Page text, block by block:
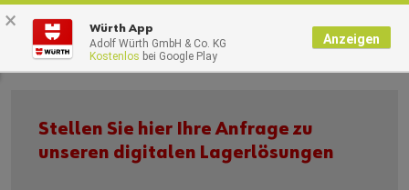
Stellen Sie hier Ihre Anfrage zu
unseren digitalen Lagerlösungen
× Würth App
Adolf Würth GmbH & Co. KG
Kostenlos bei Google Play
Anzeigen